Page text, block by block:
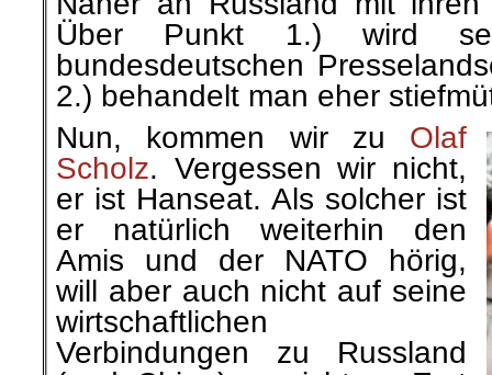
Über Punkt 1.) wird
bundesdeutschen
2.) behandelt man eher
Nun, kommen wir zu
Olaf
Scholz. Vergessen wir nicht,
er ist Hanseat. Als solcher ist
er natürlich weiterhin den
Amis und der NATO hörig,
will aber auch nicht auf seine
wirtschaftlichen
Verbindungen zu Russland